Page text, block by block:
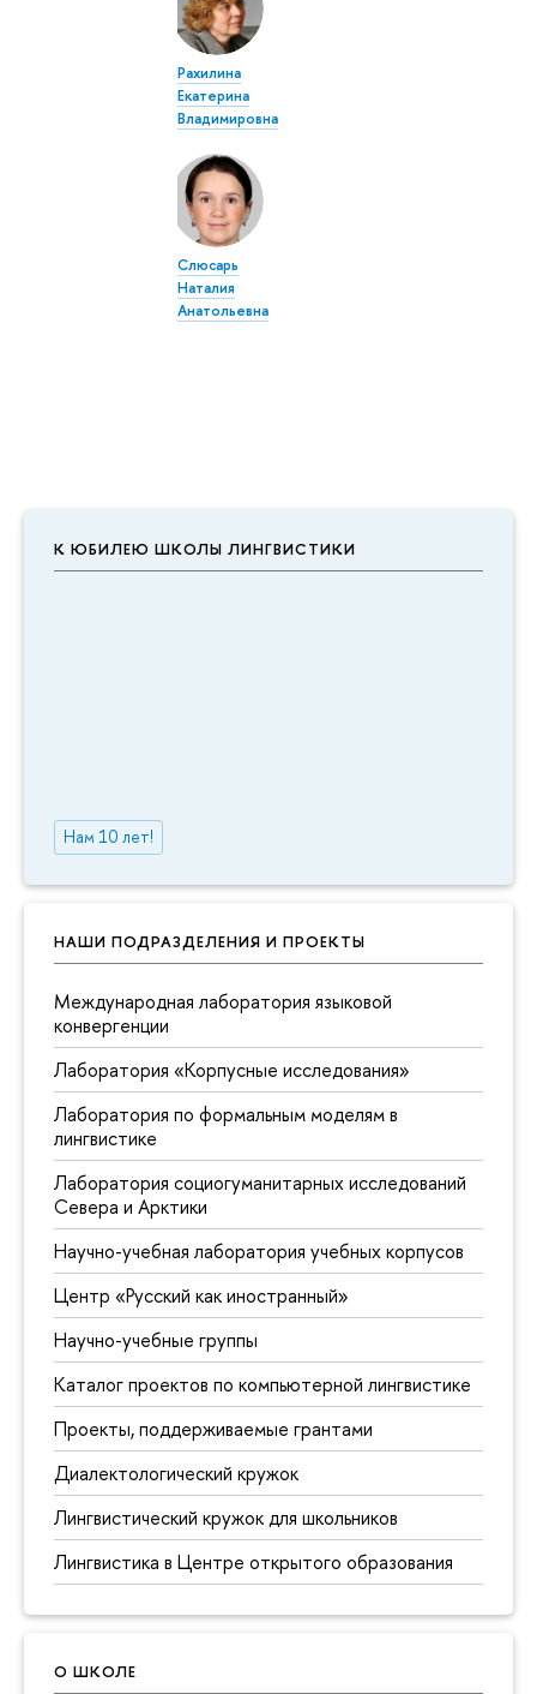
К ЮБИЛЕЮ ШКОЛЫ ЛИНГВИСТИКИ
Нам 10 лет!
НАШИ ПОДРАЗДЕЛЕНИЯ И ПРОЕКТЫ
Международная лаборатория языковой
конвергенции
Лаборатория «Корпусные исследования»
Лаборатория по формальным моделям в
лингвистике
Лаборатория социогуманитарных исследований
Севера и Арктики
Научно-учебная лаборатория учебных корпусов
Центр «Русский как иностранный»
Научно-учебные группы
Каталог проектов по компьютерной лингвистике
Проекты, поддерживаемые грантами
Диалектологический кружок
Лингвистический кружок для школьников
Лингвистика в Центре открытого образования
О ШКОЛЕ
Рахилина
Екатерина
Владимировна
Слюсарь
Наталия
Анатольевна